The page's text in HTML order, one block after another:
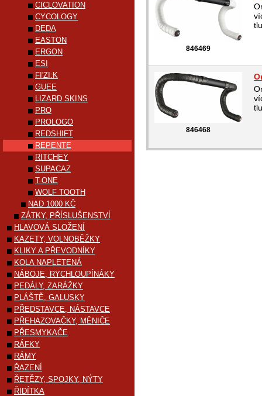
846469
846468
CICLOVATION
CYCOLOGY
DEDA
EASTON
ERGON
ESI
FI'ZI:K
GUEE
LIZARD SKINS
PRO
PROLOGO
REDSHIFT
REPENTE
RITCHEY
SUPACAZ
T-ONE
WOLF TOOTH
NAD 1000 KČ
ZÁTKY, PŘÍSLUŠENSTVÍ
HLAVOVÁ SLOŽENÍ
KAZETY, VOLNOBĚŽKY
KLIKY A PŘEVODNÍKY
KOLA NAPLETENÁ
NÁBOJE, RYCHLOUPÍNÁKY
PEDÁLY, ZARÁŽKY
PLÁŠTĚ, GALUSKY
PŘEDSTAVCE, NÁSTAVCE
PŘEHAZOVAČKY, MĚNIČE
PŘESMYKAČE
RÁFKY
RÁMY
ŘAZENÍ
ŘETĚZY, SPOJKY, NÝTY
ŘIDÍTKA